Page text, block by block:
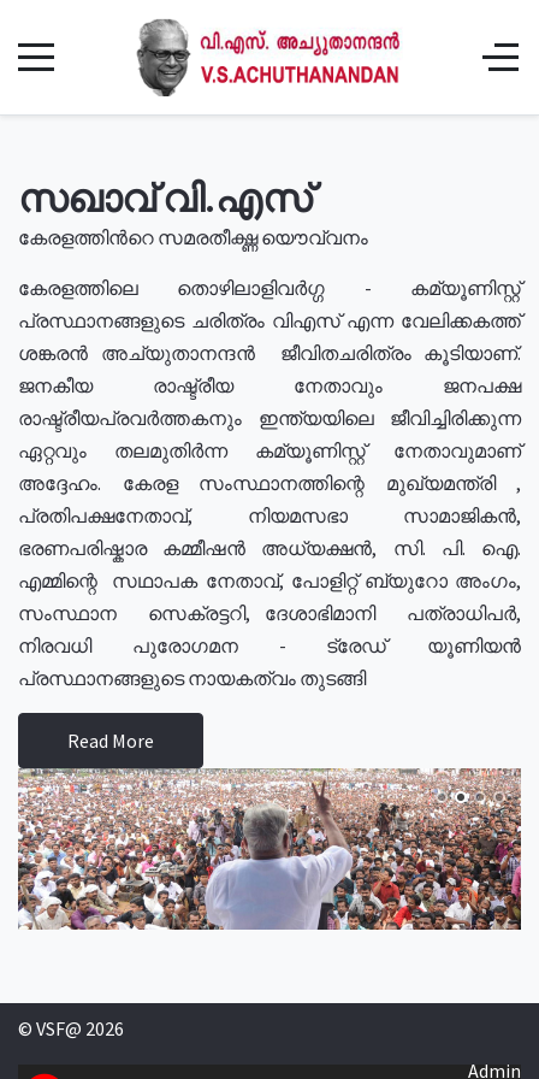
സഖാവ് വി.എസ്
കേരളത്തിൻറെ സമരതീക്ഷ്ണ യൌവ്വനം
കേരളത്തിലെ തൊഴിലാളിവർഗ്ഗ - കമ്യൂണിസ്റ്റ്
പ്രസ്ഥാനങ്ങളുടെ ചരിത്രം വിഎസ് എന്ന വേലിക്കകത്ത്
ശങ്കരൻ അച്യുതാനന്ദൻ ജീവിതചരിത്രം കൂടിയാണ്.
ജനകീയ രാഷ്ട്രീയ നേതാവും ജനപക്ഷ
രാഷ്ട്രീയപ്രവർത്തകനും ഇന്ത്യയിലെ ജീവിച്ചിരിക്കുന്ന
ഏറ്റവും തലമുതിർന്ന കമ്യൂണിസ്റ്റ് നേതാവുമാണ്
അദ്ദേഹം. കേരള സംസ്ഥാനത്തിന്റെ മുഖ്യമന്ത്രി ,
പ്രതിപക്ഷനേതാവ്, നിയമസഭാ സാമാജികൻ,
ഭരണപരിഷ്കാര കമ്മീഷൻ അധ്യക്ഷൻ, സി. പി. ഐ.
എമ്മിന്റെ സഥാപക നേതാവ്, പോളിറ്റ് ബ്യുറോ അംഗം,
സംസ്ഥാന സെക്രട്ടറി, ദേശാഭിമാനി പത്രാധിപർ,
നിരവധി പുരോഗമന - ട്രേഡ് യൂണിയൻ
പ്രസ്ഥാനങ്ങളുടെ നായകത്വം തുടങ്ങി
Read More
© VSF@ 2026
Admin